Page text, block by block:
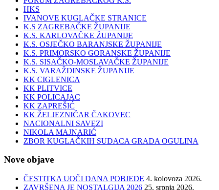
HKS
IVANOVE KUGLAČKE STRANICE
K.S ZAGREBAČKE ŽUPANIJE
K.S. KARLOVAČKE ŽUPANIJE
K.S. OSJEČKO BARANJSKE ŽUPANIJE
K.S. PRIMORSKO GORANSKE ŽUPANIJE
K.S. SISAČKO-MOSLAVAČKE ŽUPANIJE
K.S. VARAŽDINSKE ŽUPANIJE
KK CIGLENICA
KK PLITVICE
KK POLICAJAC
KK ZAPREŠIĆ
KK ŽELJEZNIČAR ČAKOVEC
NACIONALNI SAVEZI
NIKOLA MAJNARIĆ
ZBOR KUGLAČKIH SUDACA GRADA OGULINA
Nove objave
ČESTITKA UOČI DANA POBJEDE 4. kolovoza 2026.
ZAVRŠENA JE NOSTALGIJA 2026 25. srpnja 2026.